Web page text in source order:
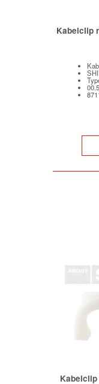
Kabelclip
SHI